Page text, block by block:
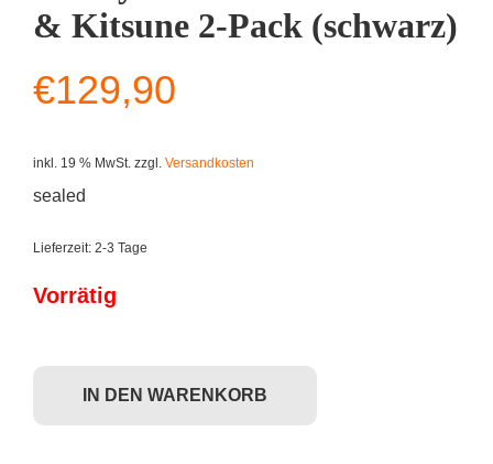
& Kitsune 2-Pack (schwarz)
€129,90
inkl. 19 % MwSt. zzgl. Versandkosten
sealed
Lieferzeit: 2-3 Tage
Vorrätig
IN DEN WARENKORB